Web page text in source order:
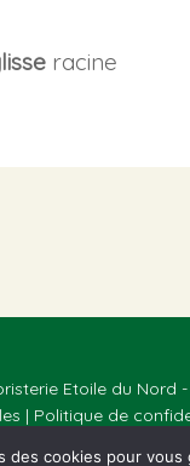
racine
Etoile du Nord
| Politique de
des cookies pour vous